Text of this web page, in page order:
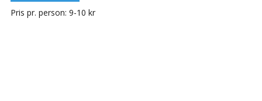
Pris pr. person: 9-10 kr